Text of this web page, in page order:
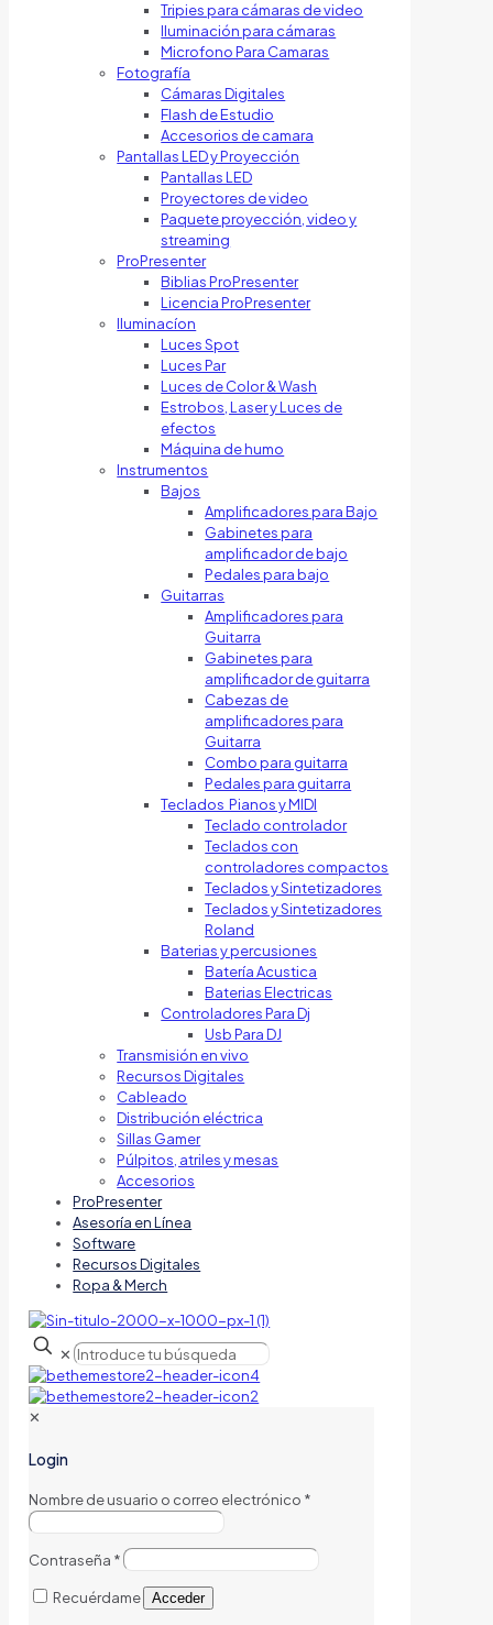
Tripies para cámaras de video
Iluminación para cámaras
Microfono Para Camaras
Fotografía
Cámaras Digitales
Flash de Estudio
Accesorios de camara
Pantallas LED y Proyección
Pantallas LED
Proyectores de video
Paquete proyección, video y
streaming
ProPresenter
Biblias ProPresenter
Licencia ProPresenter
Iluminacíon
Luces Spot
Luces Par
Luces de Color & Wash
Estrobos, Laser y Luces de
efectos
Máquina de humo
Instrumentos
Bajos
Amplificadores para Bajo
Gabinetes para
amplificador de bajo
Pedales para bajo
Guitarras
Amplificadores para
Guitarra
Gabinetes para
amplificador de guitarra
Cabezas de
amplificadores para
Guitarra
Combo para guitarra
Pedales para guitarra
Teclados Pianos y MIDI
Teclado controlador
Teclados con
controladores compactos
Teclados y Sintetizadores
Teclados y Sintetizadores
Roland
Baterias y percusiones
Batería Acustica
Baterias Electricas
Controladores Para Dj
Usb Para DJ
Transmisión en vivo
Recursos Digitales
Cableado
Distribución eléctrica
Sillas Gamer
Púlpitos, atriles y mesas
Accesorios
ProPresenter
Asesoría en Línea
Software
Recursos Digitales
Ropa & Merch
✕
✕
Login
Nombre de usuario o correo electrónico *
Contraseña *
Recuérdame Acceder